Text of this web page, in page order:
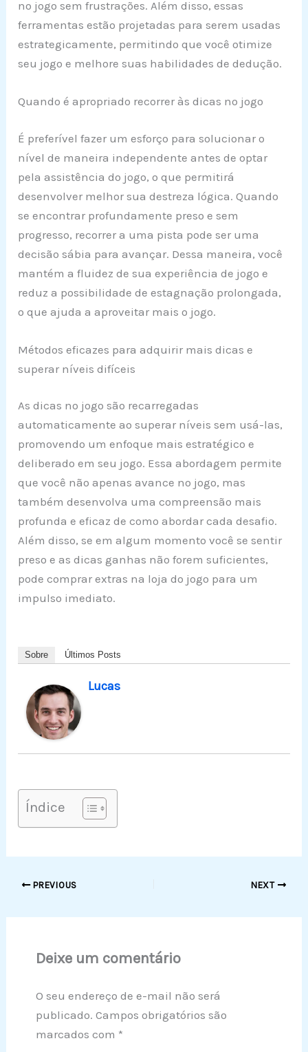
no jogo sem frustrações. Além disso, essas
ferramentas estão projetadas para serem usadas
estrategicamente, permitindo que você otimize
seu jogo e melhore suas habilidades de dedução.
Quando é apropriado recorrer às dicas no jogo
É preferível fazer um esforço para solucionar o
nível de maneira independente antes de optar
pela assistência do jogo, o que permitirá
desenvolver melhor sua destreza lógica. Quando
se encontrar profundamente preso e sem
progresso, recorrer a uma pista pode ser uma
decisão sábia para avançar. Dessa maneira, você
mantém a fluidez de sua experiência de jogo e
reduz a possibilidade de estagnação prolongada,
o que ajuda a aproveitar mais o jogo.
Métodos eficazes para adquirir mais dicas e
superar níveis difíceis
As dicas no jogo são recarregadas
automaticamente ao superar níveis sem usá-las,
promovendo um enfoque mais estratégico e
deliberado em seu jogo. Essa abordagem permite
que você não apenas avance no jogo, mas
também desenvolva uma compreensão mais
profunda e eficaz de como abordar cada desafio.
Além disso, se em algum momento você se sentir
preso e as dicas ganhas não forem suficientes,
pode comprar extras na loja do jogo para um
impulso imediato.
Sobre Últimos Posts
Lucas
Índice
PREVIOUS NEXT
Deixe um comentário
O seu endereço de e-mail não será
publicado. Campos obrigatórios são
marcados com *